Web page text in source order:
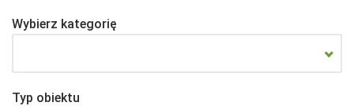
Wybierz kategorię
Typ obiektu